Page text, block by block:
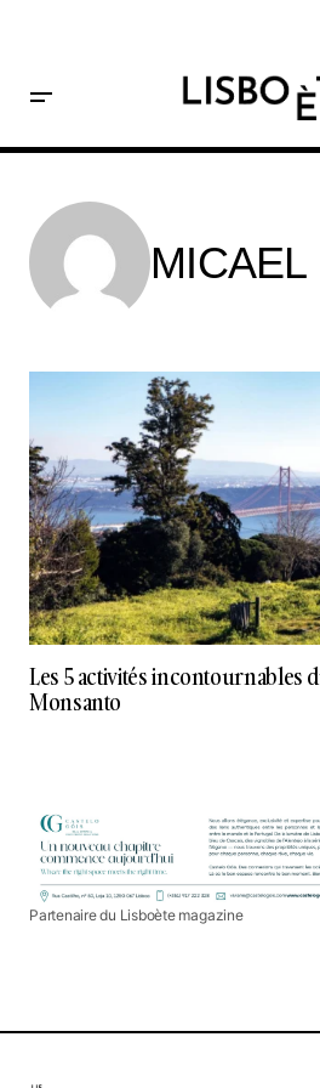
Home Archives for Micael Bento
Les 5 activités incontournables
Monsanto
Partenaire du Lisboète magazine